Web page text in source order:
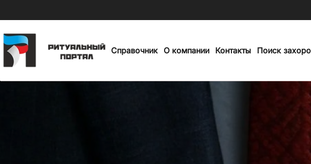
to
main
Справочник О компании Контакты Поиск